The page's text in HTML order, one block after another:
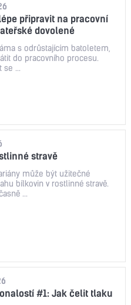
připravit na pracovní
dovolené
s odrůstajícím batoletem,
do pracovního procesu.
se ...
stravě
může být užitečné
bílkovin v rostlinné stravě.
...
#1: Jak čelit tlaku